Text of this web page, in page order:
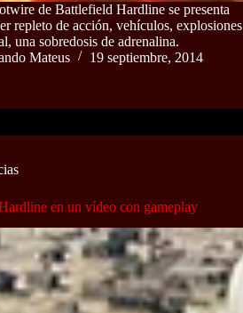
de Battlefield Hardline se presenta
repleto de acción, vehículos, explosiones
una sobredosis de adrenalina.
Mateus
19 septiembre, 2014
en un vídeo con gameplay